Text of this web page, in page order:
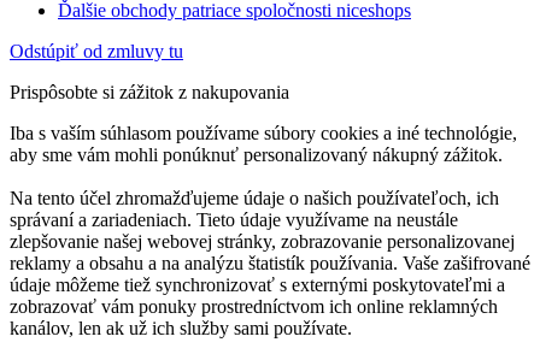
Ďalšie obchody patriace spoločnosti niceshops
Odstúpiť od zmluvy tu
Prispôsobte si zážitok z nakupovania
Iba s vaším súhlasom používame súbory cookies a iné technológie,
aby sme vám mohli ponúknuť personalizovaný nákupný zážitok.
Na tento účel zhromažďujeme údaje o našich používateľoch, ich
správaní a zariadeniach. Tieto údaje využívame na neustále
zlepšovanie našej webovej stránky, zobrazovanie personalizovanej
reklamy a obsahu a na analýzu štatistík používania. Vaše zašifrované
údaje môžeme tiež synchronizovať s externými poskytovateľmi a
zobrazovať vám ponuky prostredníctvom ich online reklamných
kanálov, len ak už ich služby sami používate.